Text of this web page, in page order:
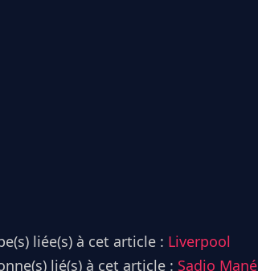
liée(s) à cet article : Liverpool
lié(s) à cet article : Sadio Mané